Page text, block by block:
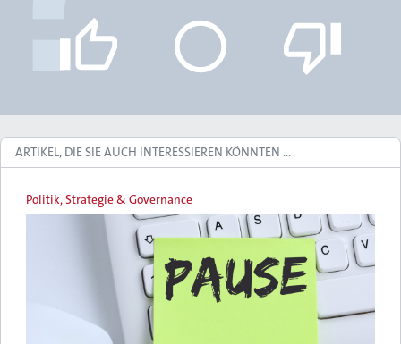
ARTIKEL, DIE SIE AUCH INTERESSIEREN KÖNNTEN …
Politik, Strategie & Governance